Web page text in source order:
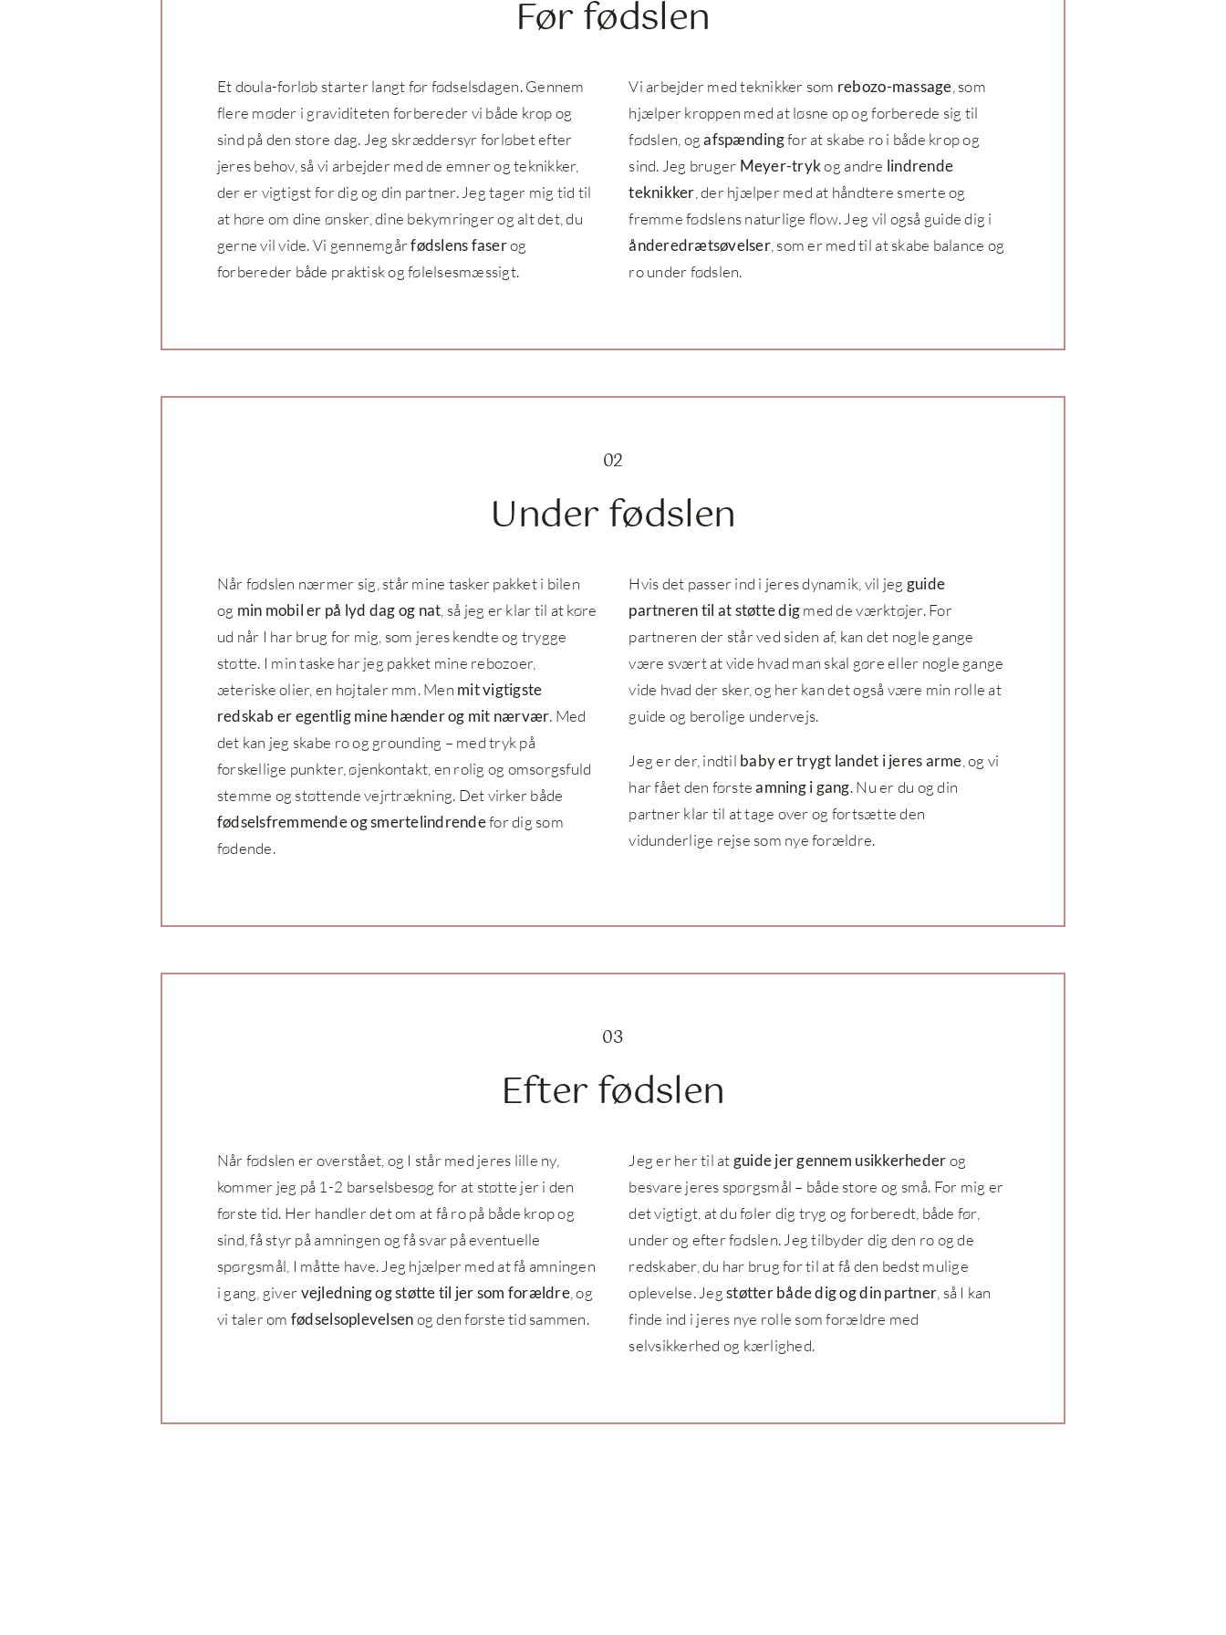
Før fødslen
Et doula-forløb starter langt før fødselsdagen. Gennem
flere møder i graviditeten forbereder vi både krop og
sind på den store dag. Jeg skræddersyr forløbet efter
jeres behov, så vi arbejder med de emner og teknikker,
der er vigtigst for dig og din partner. Jeg tager mig tid til
at høre om dine ønsker, dine bekymringer og alt det, du
gerne vil vide. Vi gennemgårfødslens faserog
forbereder både praktisk og følelsesmæssigt.
Vi arbejder med teknikker som rebozo-massage , som
hjælper kroppen med at løsne op og forberede sig til
fødslen, ogafspændingfor at skabe ro i både krop og
sind. Jeg bruger Meyer-trykog andre lindrende
teknikker , der hjælper med at håndtere smerte og
fremme fødslens naturlige flow. Jeg vil også guide dig i
ånderedrætsøvelser, som er med til at skabe balance og
ro under fødslen.
02
Under fødslen
Når fødslen nærmer sig, står mine tasker pakket i bilen
og min mobil er på lyd dag og nat , så jeg er klar til at køre
ud når I har brug for mig, som jeres kendte og trygge
støtte. I min taske har jeg pakket mine rebozoer,
æteriske olier, en højtaler mm. Men mit vigtigste
redskab er egentlig mine hænder og mit nærvær. Med
det kan jeg skabe ro og grounding – med tryk på
forskellige punkter, øjenkontakt, en rolig og omsorgsfuld
stemme og støttende vejrtrækning. Det virker både
fødselsfremmende og smertelindrendefor dig som
fødende.
Hvis det passer ind i jeres dynamik, vil jeg guide
partneren til at støtte digmed de værktøjer. For
partneren der står ved siden af, kan det nogle gange
være svært at vide hvad man skal gøre eller nogle gange
vide hvad der sker, og her kan det også være min rolle at
guide og berolige undervejs.
Jeg er der, indtil baby er trygt landet i jeres arme , og vi
har fået den førsteamning i gang. Nu er du og din
partner klar til at tage over og fortsætte den
vidunderlige rejse som nye forældre.
03
Efter fødslen
Når fødslen er overstået, og I står med jeres lille ny,
kommer jeg på 1-2 barselsbesøg for at støtte jer i den
første tid. Her handler det om at få ro på både krop og
sind, få styr på amningen og få svar på eventuelle
spørgsmål, I måtte have. Jeg hjælper med at få amningen
i gang, givervejledning og støtte til jer som forældre, og
vi taler om fødselsoplevelsenog den første tid sammen.
Jeg er her til at guide jer gennem usikkerhederog
besvare jeres spørgsmål – både store og små. For mig er
det vigtigt, at du føler dig tryg og forberedt, både før,
under og efter fødslen. Jeg tilbyder dig den ro og de
redskaber, du har brug for til at få den bedst mulige
oplevelse. Jegstøtter både dig og din partner , så I kan
finde ind i jeres nye rolle som forældre med
selvsikkerhed og kærlighed.